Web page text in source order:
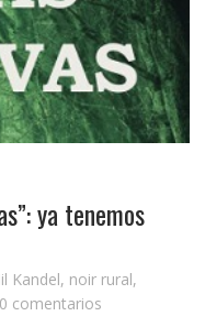
ya tenemos
Kandel, noir rural,
0 comentarios